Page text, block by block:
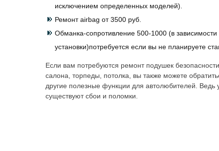
исключением определенных моделей).
Ремонт airbag от 3500 руб.
Обманка-сопротивление 500-1000 (в зависимости
установки)потребуется если вы не планируете
Если вам потребуются ремонт подушек
салона, торпеды, потолка, вы также можете
другие полезные функции для автолюбителей. Ведь
существуют сбои и поломки.